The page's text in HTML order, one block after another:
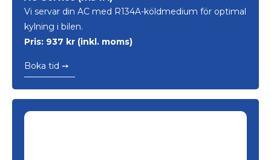
Vi servar din AC med R134A-köldmedium för optimal
kylning i bilen.
Pris: 937 kr (inkl. moms)
Boka tid ➙